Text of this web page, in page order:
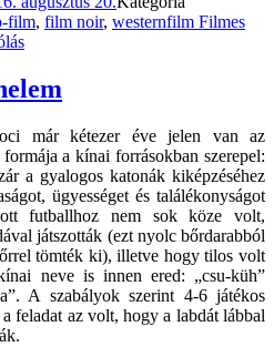
film, film noir, westernfilm Filmes
már kétezer éve jelen van az
a kínai forrásokban szerepel:
a gyalogos katonák kiképzéséhez
ügyességet és találékonyságot
futballhoz nem sok köze volt,
játszották (ezt nyolc bőrdarabból
tömték ki), illetve hogy tilos volt
neve is innen ered: „csu-küh”
A szabályok szerint 4-6 játékos
feladat az volt, hogy a labdát lábbal